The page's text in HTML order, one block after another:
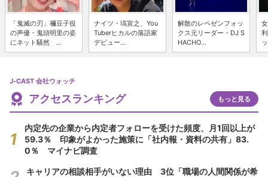
「鬼滅の刃」禰豆子役
の声優・鬼頭明里の姿
にネット騒然 ...
ナイツ・塙宣之、You
Tuberヒカルの落語家
デビュー...
解散のレペゼンフォッ
クス元リーダー・DJ S
HACHO...
J-CAST 会社ウォッチ
アクセスランキング もっと見る
内定先の企業から内定者フォローを受けた頻度、月1回以上が
59.3％ 印象がよかった施策に「社内報・資料の共有」83.
0％ マイナビ調査
キャリアの相談相手がいない理由 3位「職場の人間関係が希